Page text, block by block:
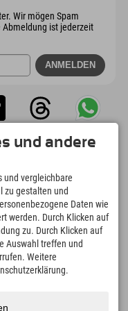
Wir mögen Spam
Abmeldung ist jederzeit
4.634km
Pisten zum Skifahren und
97
und andere
und vergleichbare
zu gestalten und
Daten wie
werden. Durch Klicken auf
zu. Durch Klicken auf
Auswahl treffen und
Weitere